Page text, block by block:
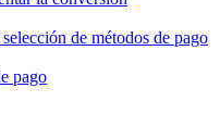
de métodos de pago
pago